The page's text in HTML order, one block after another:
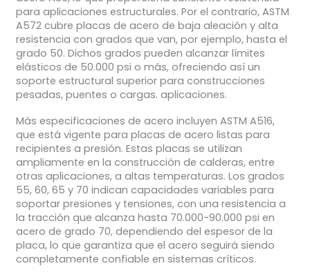
para aplicaciones estructurales. Por el contrario, ASTM
A572 cubre placas de acero de baja aleación y alta
resistencia con grados que van, por ejemplo, hasta el
grado 50. Dichos grados pueden alcanzar límites
elásticos de 50.000 psi o más, ofreciendo así un
soporte estructural superior para construcciones
pesadas, puentes o cargas. aplicaciones.
Más especificaciones de acero incluyen ASTM A516,
que está vigente para placas de acero listas para
recipientes a presión. Estas placas se utilizan
ampliamente en la construcción de calderas, entre
otras aplicaciones, a altas temperaturas. Los grados
55, 60, 65 y 70 indican capacidades variables para
soportar presiones y tensiones, con una resistencia a
la tracción que alcanza hasta 70.000-90.000 psi en
acero de grado 70, dependiendo del espesor de la
placa, lo que garantiza que el acero seguirá siendo
completamente confiable en sistemas críticos.